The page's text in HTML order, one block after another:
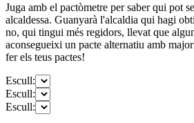
Juga amb el pactòmetre per saber qui pot
alcaldessa. Guanyarà l'alcaldia qui hagi
no, qui tingui més regidors, llevat que
aconsegueixi un pacte alternatiu amb
fer els teus pactes!
Escull:
Escull:
Escull: